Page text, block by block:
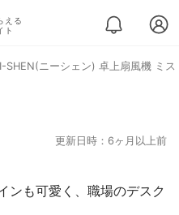
える
ト
SHEN(ニーシェン) 卓上扇風機 ミ
更新日時：6ヶ月以上前
ンも可愛く、職場のデスク